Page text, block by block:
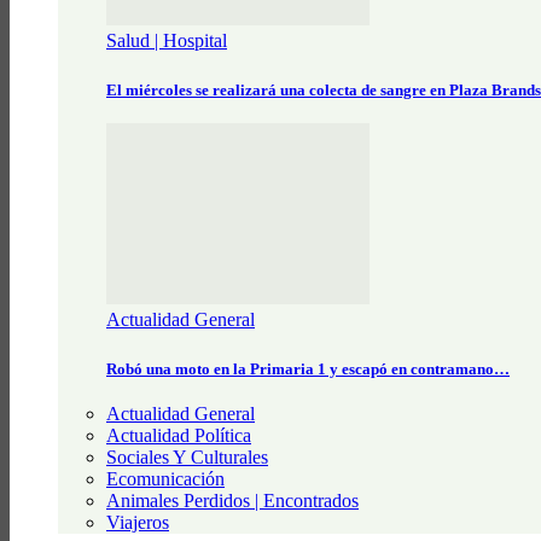
Salud | Hospital
El miércoles se realizará una colecta de sangre en Plaza
Actualidad General
Robó una moto en la Primaria 1 y escapó en contramano…
Actualidad General
Actualidad Política
Sociales Y Culturales
Ecomunicación
Animales Perdidos | Encontrados
Viajeros